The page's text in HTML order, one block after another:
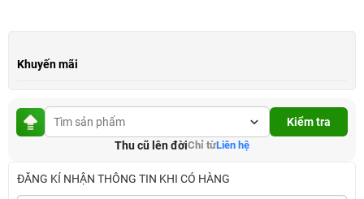
Khuyến mãi
Kiểm tra
Thu cũ lên đờiChỉ từLiên hệ
ĐĂNG KÍ NHẬN THÔNG TIN KHI CÓ HÀNG